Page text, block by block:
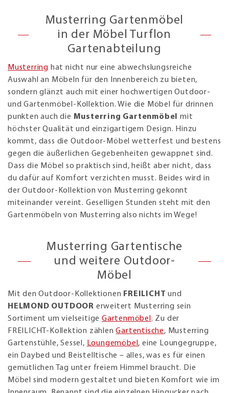
Musterring Gartenmöbel
in der Möbel Turflon
Gartenabteilung
Musterring hat nicht nur eine abwechslungsreiche
Auswahl an Möbeln für den Innenbereich zu bieten,
sondern glänzt auch mit einer hochwertigen Outdoor-
und Gartenmöbel-Kollektion. Wie die Möbel für drinnen
punkten auch die Musterring Gartenmöbel
mit
höchster Qualität und einzigartigem Design. Hinzu
kommt, dass die Outdoor-Möbel wetterfest und bestens
gegen die äußerlichen Gegebenheiten gewappnet sind.
Dass die Möbel so praktisch sind, heißt aber nicht, dass
du dafür auf Komfort verzichten musst. Beides wird in
der Outdoor-Kollektion von Musterring gekonnt
miteinander vereint. Geselligen Stunden steht mit den
Gartenmöbeln von Musterring also nichts im Wege!
Musterring Gartentische
und weitere Outdoor-
Möbel
Mit den Outdoor-Kollektionen FREILICHT und
HELMOND OUTDOOR erweitert Musterring sein
Sortiment um vielseitigeGartenmöbel . Zu der
FREILICHT-Kollektion zählenGartentische, Musterring
Gartenstühle, Sessel, Loungemöbel , eine Loungegruppe,
ein Daybed und Beistelltische – alles, was es für einen
gemütlichen Tag unter freiem Himmel braucht. Die
Möbel sind modern gestaltet und bieten Komfort wie im